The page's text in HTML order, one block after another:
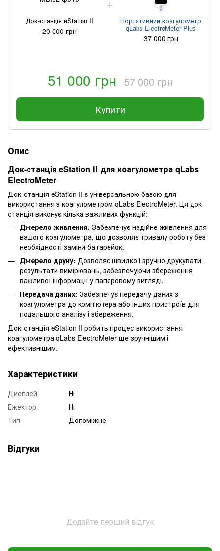
Док-станція eStation II
20 000 грн
Портативний коагулометр
qLabs ElectroMeter Plus
37 000 грн
51 000 грн 57 000 грн
Купити
Опис
Док-станція eStation II для коагулометра qLabs
ElectroMeter
Док-станція eStation II є універсальною базою для
використання з коагулометром qLabs ElectroMeter. Ця док-
станція виконує кілька важливих функцій:
Джерело живлення: Забезпечує надійне живлення для
вашого коагулометра, що дозволяє тривалу роботу без
необхідності заміни батарейок.
Джерело друку: Дозволяє швидко і зручно друкувати
результати вимірювань, забезпечуючи збереження
важливої інформації у паперовому вигляді.
Передача даних: Забезпечує передачу даних з
коагулометра до комп'ютера або інших пристроїв для
подальшого аналізу і збереження.
Док-станція eStation II робить процес використання
коагулометра qLabs ElectroMeter ще зручнішим і
ефективнішим.
Характеристики
Дисплей
Ні
Ежектор
Ні
Тип
Допоміжне
Відгуки
Додайте перший відгук